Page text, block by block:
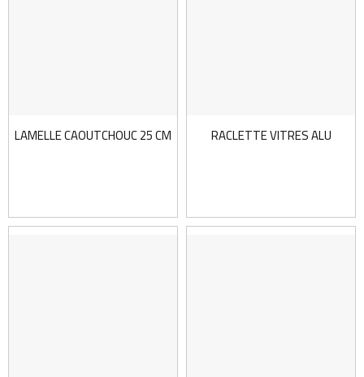
LAMELLE CAOUTCHOUC 25 CM RACLETTE VITRES ALU